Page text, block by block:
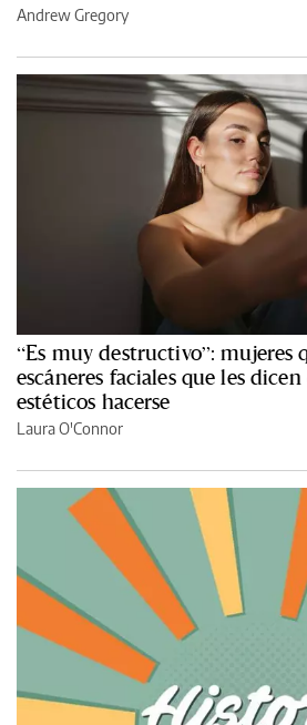
Andrew Gregory
“Es muy destructivo”: mujeres
escáneres faciales que les
estéticos hacerse
Laura O'Connor